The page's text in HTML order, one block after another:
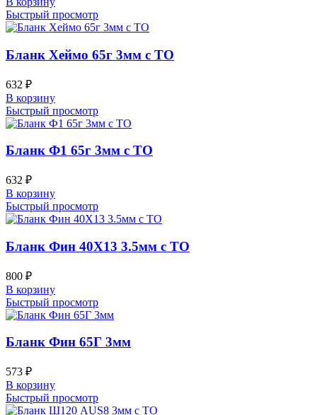
Быстрый просмотр
Бланк Хеймо 65г 3мм с ТО
632 ₽
В корзину
Быстрый просмотр
Бланк Ф1 65г 3мм с ТО
632 ₽
В корзину
Быстрый просмотр
Бланк Фин 40Х13 3.5мм с ТО
800 ₽
В корзину
Быстрый просмотр
Бланк Фин 65Г 3мм
573 ₽
В корзину
Быстрый просмотр